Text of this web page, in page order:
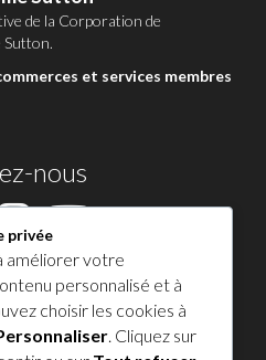
de la Corporation de
Sutton.
et services membres
nous
à Sutton
538-8455
privée
améliorer votre
personnalisé et à
choisir les cookies à
. Cliquez sur